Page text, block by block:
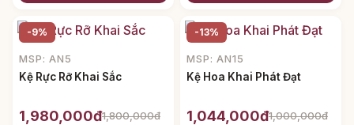
-9%
MSP: AN5
Kệ Rực Rỡ Khai Sắc
1,980,000đ1,800,000đ
-13%
MSP: AN15
Kệ Hoa Khai Phát Đạt
1,044,000đ1,000,000đ